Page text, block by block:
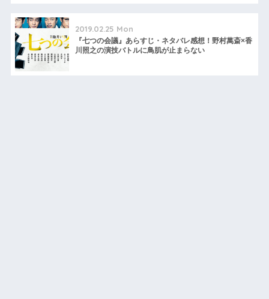
2019.02.25 Mon
『七つの会議』あらすじ・ネタバレ感想！野村萬斎×香
川照之の演技バトルに鳥肌が止まらない